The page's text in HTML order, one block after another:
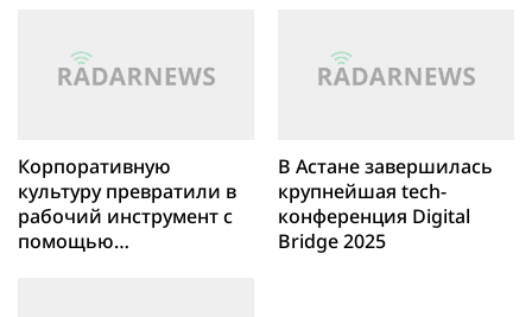
Корпоративную
культуру превратили в
рабочий инструмент с
помощью
В Астане завершилась
крупнейшая tech-
конференция Digital
Bridge 2025